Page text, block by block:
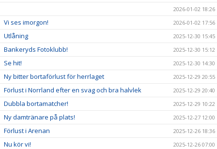
2026-01-02 18:26
Vi ses imorgon! 2026-01-02 17:56
Utlåning 2025-12-30 15:45
Bankeryds Fotoklubb! 2025-12-30 15:12
Se hit! 2025-12-30 14:30
Ny bitter bortaförlust för herrlaget 2025-12-29 20:55
Förlust i Norrland efter en svag och bra halvlek 2025-12-29 20:40
Dubbla bortamatcher! 2025-12-29 10:22
Ny damtränare på plats! 2025-12-27 12:00
Förlust i Arenan 2025-12-26 18:36
Nu kör vi! 2025-12-26 07:00